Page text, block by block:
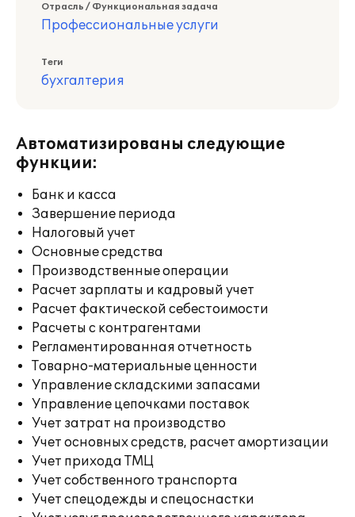
Отрасль / Функциональная задача
Профессиональные услуги
Теги
бухгалтерия
Автоматизированы следующие
функции:
Банк и касса
Завершение периода
Налоговый учет
Основные средства
Производственные операции
Расчет зарплаты и кадровый учет
Расчет фактической себестоимости
Расчеты с контрагентами
Регламентированная отчетность
Товарно-материальные ценности
Управление складскими запасами
Управление цепочками поставок
Учет затрат на производство
Учет основных средств, расчет амортизации
Учет прихода ТМЦ
Учет собственного транспорта
Учет спецодежды и спецоснастки